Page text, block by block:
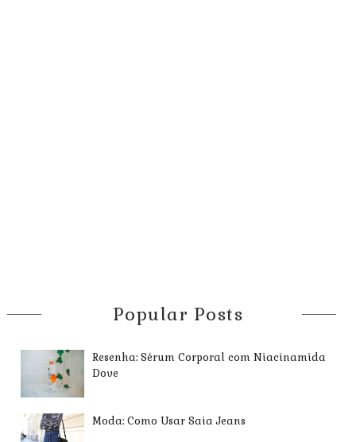
Popular Posts
Resenha: Sérum Corporal com Niacinamida
Dove
Moda: Como Usar Saia Jeans